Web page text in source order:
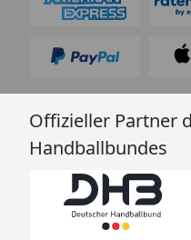
Offizieller Partner
Handballbundes